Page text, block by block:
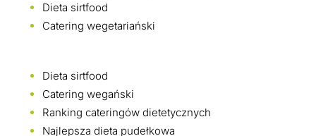
Dieta sirtfood
Catering wegetariański
Dieta sirtfood
Catering wegański
Ranking cateringów dietetycznych
Najlepsza dieta pudełkowa